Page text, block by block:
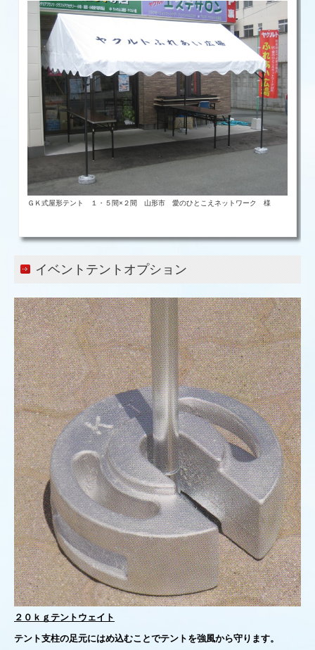
ＧＫ式屋形テント １・５間×２間 山形市 愛のひとこえネットワーク 様
イベントテントオプション
２０ｋｇテントウェイト
テント支柱の足元にはめ込むことでテントを強風から守ります。